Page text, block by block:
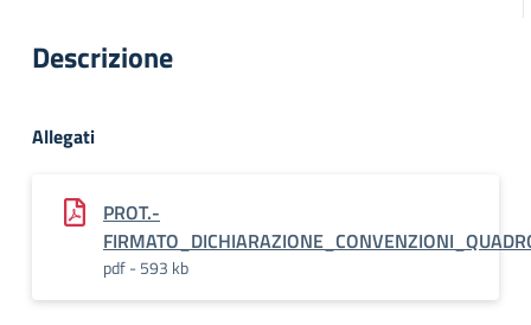
Descrizione
Allegati
PROT.-
pdf - 593 kb